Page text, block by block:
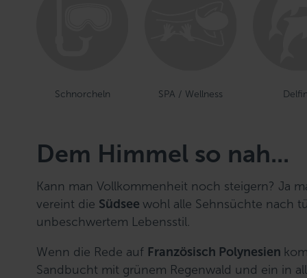
Schnorcheln SPA / Wellness
Dem Himmel so nah...
Kann man Vollkommenheit noch steigern? Ja
vereint die Südseewohl alle Sehnsüchte nach
unbeschwertem Lebensstil.
Wenn die Rede auf Französisch Polynesien
Sandbucht mit grünem Regenwald und ein in